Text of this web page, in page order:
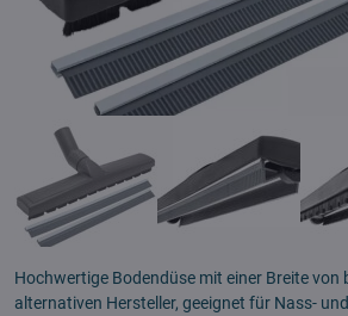
Hochwertige Bodendüse mit einer Breite von
alternativen Hersteller, geeignet für Nass-